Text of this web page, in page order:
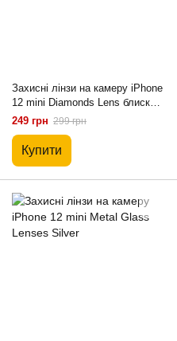
Захисні лінзи на камеру iPhone
12 mini Diamonds Lens блискучі
Silver
249 грн 299 грн
Купити